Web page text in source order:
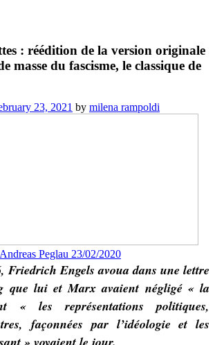
: réédition de la version originale
masse du fascisme, le classique de
23, 2021 by milena rampoldi
Andreas Peglau 23/02/2020
Friedrich Engels avoua dans une lettre
que lui et Marx avaient négligé « la
« les représentations politiques,
façonnées par l’idéologie et les